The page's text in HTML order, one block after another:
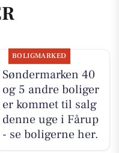
BOLIGMARKED
Søndermarken 40
og 5 andre boliger
er kommet til salg
denne uge i Fårup
- se boligerne her.